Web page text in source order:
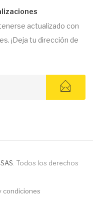
actualizado con
¡Deja tu dirección de
. Todos los derechos
condiciones